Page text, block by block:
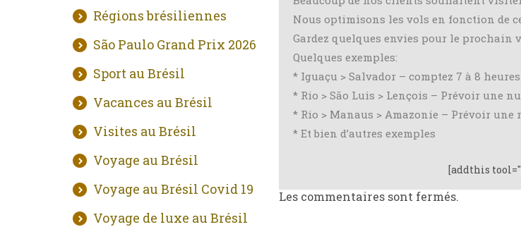
Régions brésiliennes
São Paulo Grand Prix 2026
Sport au Brésil
Vacances au Brésil
Visites au Brésil
Voyage au Brésil
Voyage au Brésil Covid 19
Voyage de luxe au Brésil
Nous optimisons les vols en fonction de
Gardez quelques envies pour le prochain
Quelques exemples:
* Iguaçu > Salvador – comptez 7 à 8
* Rio > São Luis > Lençois – Prévoir une
* Rio > Manaus > Amazonie – Prévoir une
* Et bien d’autres exemples
[addthis
Les commentaires sont fermés.